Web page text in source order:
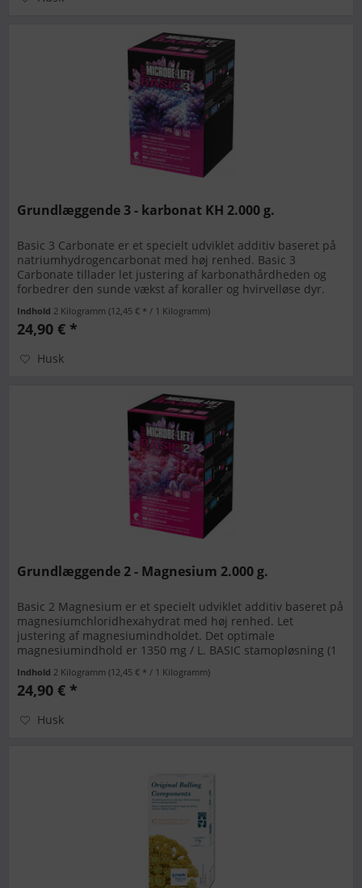
Grundlæggende 3 - karbonat KH 2.000 g.
Basic 3 Carbonate er et specielt udviklet additiv baseret på
natriumhydrogencarbonat med høj renhed. Basic 3
Carbonate tillader let justering af karbonathårdheden og
forbedrer den sunde vækst af koraller og hvirvelløse dyr.
Indhold 2 Kilogramm(12,45 € * / 1 Kilogramm)
24,90 € *
Husk
Grundlæggende 2 - Magnesium 2.000 g.
Basic 2 Magnesium er et specielt udviklet additiv baseret på
magnesiumchloridhexahydrat med høj renhed. Let
justering af magnesiumindholdet. Det optimale
magnesiumindhold er 1350 mg / L. BASIC stamopløsning (1
Indhold 2 Kilogramm(12,45 € * / 1 Kilogramm)
24,90 € *
Husk